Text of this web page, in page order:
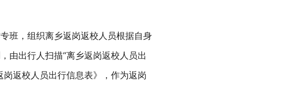
班，组织离乡返岗返校人员根据自身
由出行人扫描“离乡返岗返校人员出
返校人员出行信息表》，作为返岗